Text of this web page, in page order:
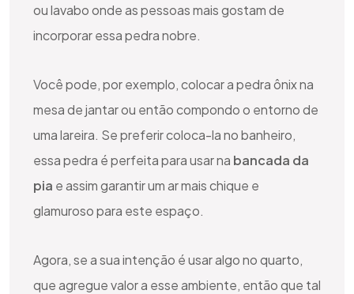
ou lavabo onde as pessoas mais gostam de
incorporar essa pedra nobre.
Você pode, por exemplo, colocar a pedra ônix na
mesa de jantar ou então compondo o entorno de
uma lareira. Se preferir coloca-la no banheiro,
essa pedra é perfeita para usar na bancada da
pia e assim garantir um ar mais chique e
glamuroso para este espaço.
Agora, se a sua intenção é usar algo no quarto,
que agregue valor a esse ambiente, então que tal